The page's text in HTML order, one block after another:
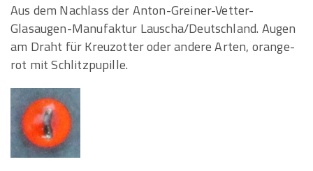
Aus dem Nachlass der Anton-Greiner-Vetter-
Glasaugen-Manufaktur Lauscha/Deutschland. Augen
am Draht für Kreuzotter oder andere Arten, orange-
rot mit Schlitzpupille.